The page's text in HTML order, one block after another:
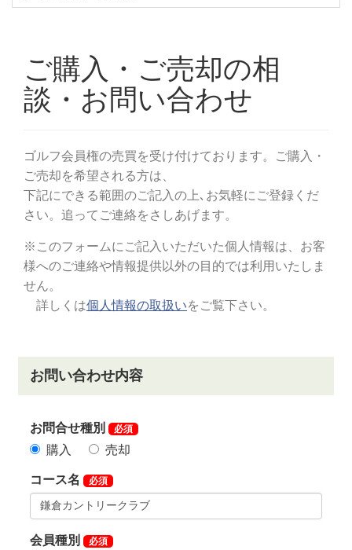
④年会費改定（令和5年度分～）会計年度：4月～3月
正会員【改定前】39,600円（税込）→【改定後】
68,200円（税込）
平日会員【改定前】26,400円（税込）→【改定後】
※令和5年3月10日受付分までは旧料金（改定前料金）
とする
※令和5年3月11日受付分からは新料金（改定後料金）
とする
年会費の支払方法を下記のとおり変更しました。(令和
7年3月4日)
会決定後に会員課より案内する
預金口座振替依頼書（規定紙）は提出不要
法人会員：従来どおり口座振替にて支払
預金口座振替依頼書（規定紙）を提出のこ